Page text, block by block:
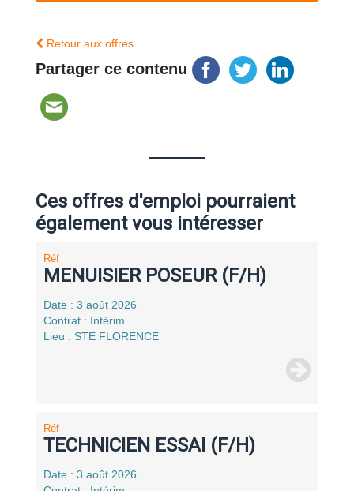
Retour aux offres
Partager ce contenu
Ces offres d'emploi pourraient
également vous intéresser
Réf
MENUISIER POSEUR (F/H)
Date : 3 août 2026
Contrat : Intérim
Lieu : STE FLORENCE
Réf
TECHNICIEN ESSAI (F/H)
Date : 3 août 2026